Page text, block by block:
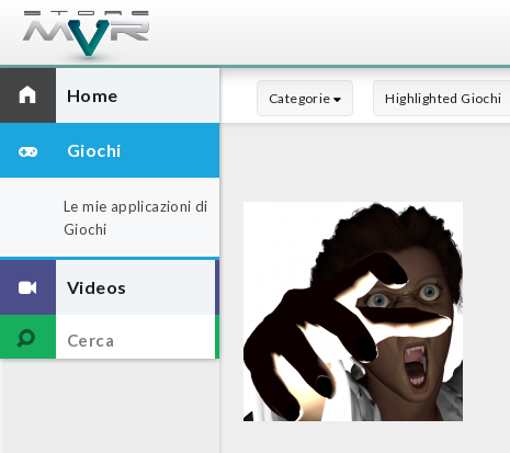
Home
Giochi
Le mie applicazioni di
Giochi
Videos
Categorie Highlighted Giochi